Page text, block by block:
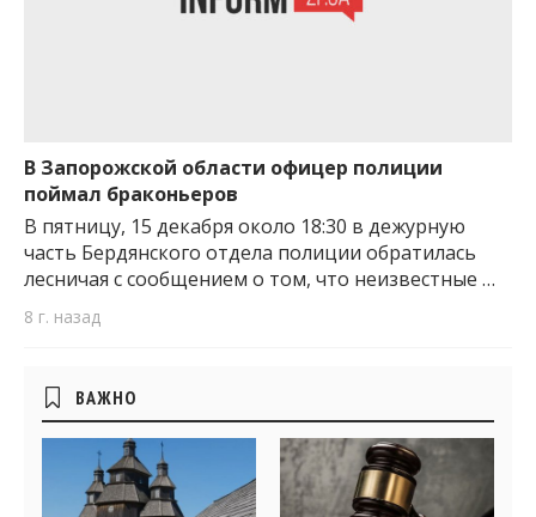
В Запорожской области офицер полиции
поймал браконьеров
В пятницу, 15 декабря около 18:30 в дежурную
часть Бердянского отдела полиции обратилась
лесничая с сообщением о том, что неизвестные …
8 г. назад
Боковые
виджеты
ВАЖНО